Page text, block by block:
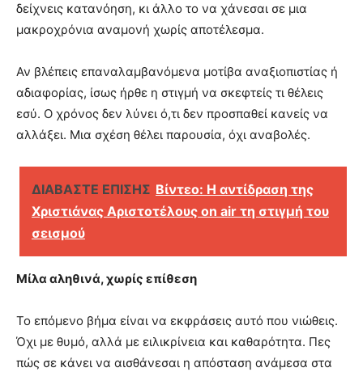
δείχνεις κατανόηση, κι άλλο το να χάνεσαι σε μια
μακροχρόνια αναμονή χωρίς αποτέλεσμα.
Αν βλέπεις επαναλαμβανόμενα μοτίβα αναξιοπιστίας ή
αδιαφορίας, ίσως ήρθε η στιγμή να σκεφτείς τι θέλεις
εσύ. Ο χρόνος δεν λύνει ό,τι δεν προσπαθεί κανείς να
αλλάξει. Μια σχέση θέλει παρουσία, όχι αναβολές.
ΔΙΑΒΑΣΤΕ ΕΠΙΣΗΣ Βίντεο: Η αντίδραση της
Χριστιάνας Αριστοτέλους on air τη στιγμή του
σεισμού
Μίλα αληθινά, χωρίς επίθεση
Το επόμενο βήμα είναι να εκφράσεις αυτό που νιώθεις.
Όχι με θυμό, αλλά με ειλικρίνεια και καθαρότητα. Πες
πώς σε κάνει να αισθάνεσαι η απόσταση ανάμεσα στα